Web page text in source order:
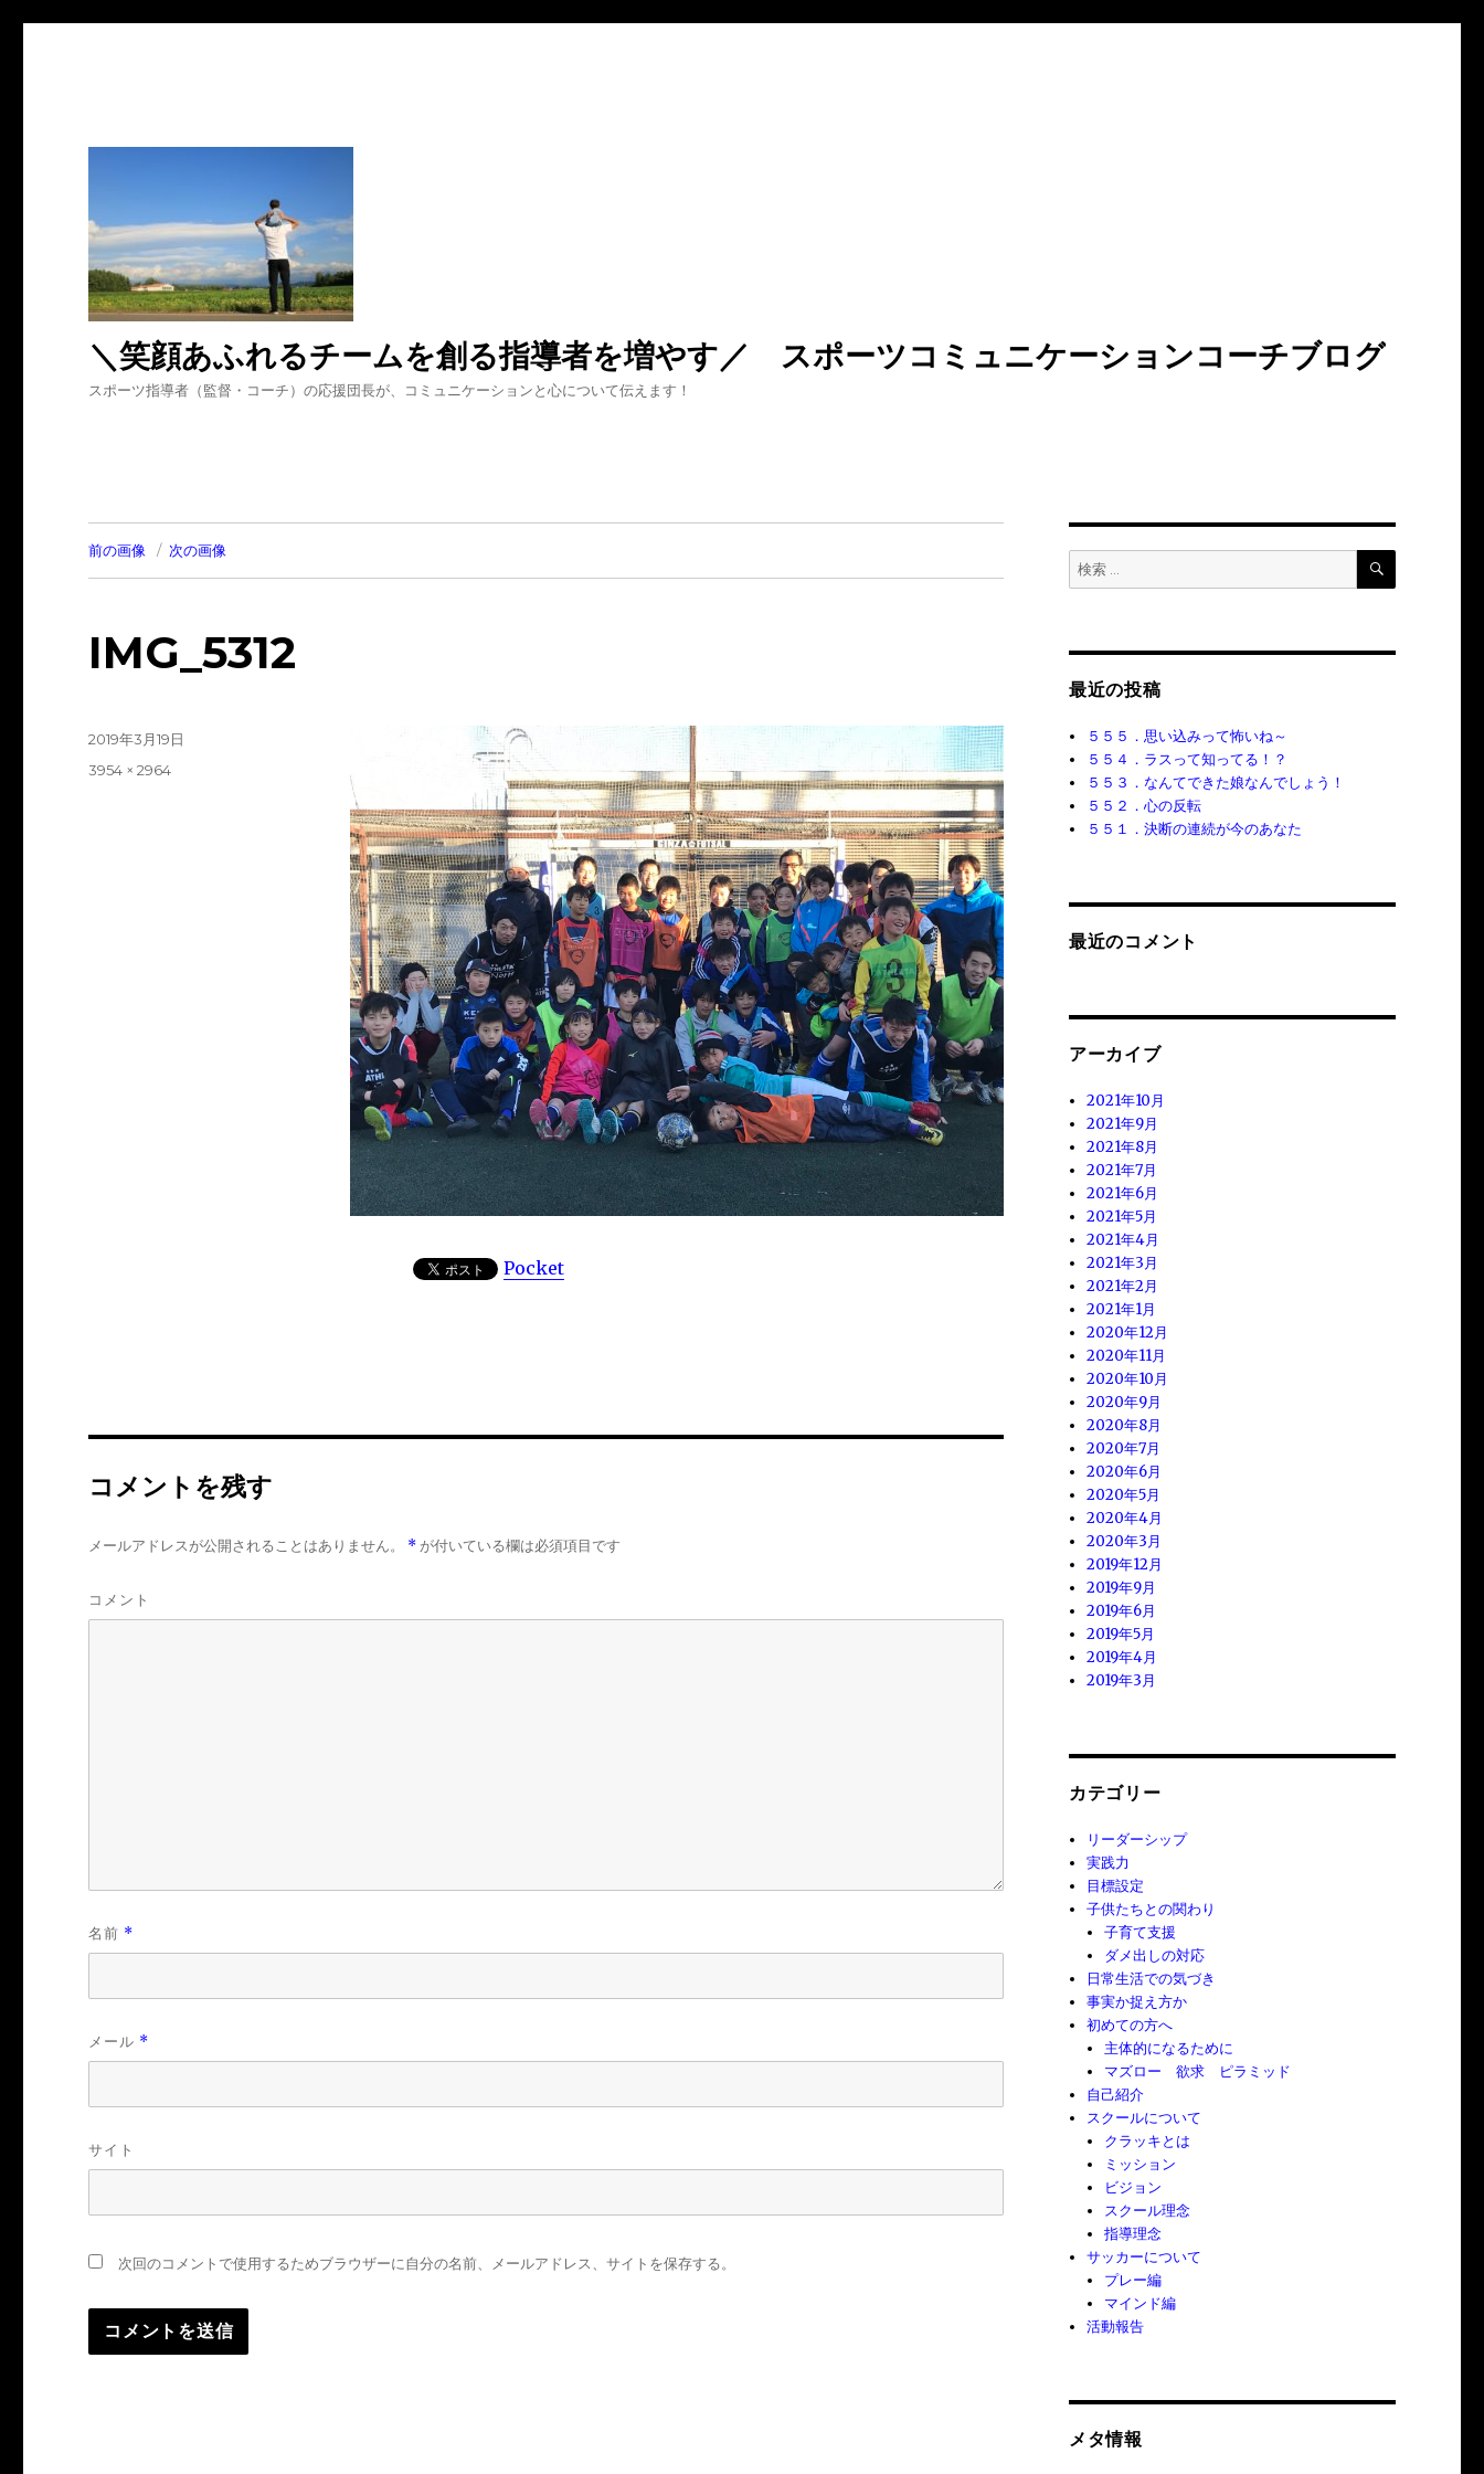
＼笑顔あふれるチームを創る指導者を増やす／ スポーツコミュニケーションコーチブログ
スポーツ指導者（監督・コーチ）の応援団長が、コミュニケーションと心について伝えます！
前の画像 次の画像
IMG_5312
Pocket
投
2019年3月19日
フ
3954 × 2964
コメントを残す
メールアドレスが公開されることはありません。 * が付いている欄は必須項目です
コメント
名前 *
メール *
サイト
次回のコメントで使用するためブラウザーに自分の名前、メールアドレス、サイトを保存する。
検
索:
検
最近の投稿
５５５．思い込みって怖いね～
５５４．ラスって知ってる！？
５５３．なんてできた娘なんでしょう！
５５２．心の反転
５５１．決断の連続が今のあなた
最近のコメント
アーカイブ
2021年10月
2021年9月
2021年8月
2021年7月
2021年6月
2021年5月
2021年4月
2021年3月
2021年2月
2021年1月
2020年12月
2020年11月
2020年10月
2020年9月
2020年8月
2020年7月
2020年6月
2020年5月
2020年4月
2020年3月
2019年12月
2019年9月
2019年6月
2019年5月
2019年4月
2019年3月
カテゴリー
リーダーシップ
実践力
目標設定
子供たちとの関わり
子育て支援
ダメ出しの対応
日常生活での気づき
事実か捉え方か
初めての方へ
主体的になるために
マズロー 欲求 ピラミッド
自己紹介
スクールについて
クラッキとは
ミッション
ビジョン
スクール理念
指導理念
サッカーについて
プレー編
マインド編
活動報告
メタ情報